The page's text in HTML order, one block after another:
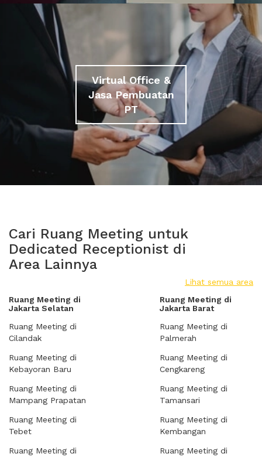
Virtual Office &
Jasa Pembuatan
PT
Cari Ruang Meeting untuk
Dedicated Receptionist di
Area Lainnya
Lihat semua area
Ruang Meeting di
Jakarta Selatan
Ruang Meeting di
Cilandak
Ruang Meeting di
Kebayoran Baru
Ruang Meeting di
Mampang Prapatan
Ruang Meeting di
Tebet
Ruang Meeting di
Ruang Meeting di
Jakarta Barat
Ruang Meeting di
Palmerah
Ruang Meeting di
Cengkareng
Ruang Meeting di
Tamansari
Ruang Meeting di
Kembangan
Ruang Meeting di